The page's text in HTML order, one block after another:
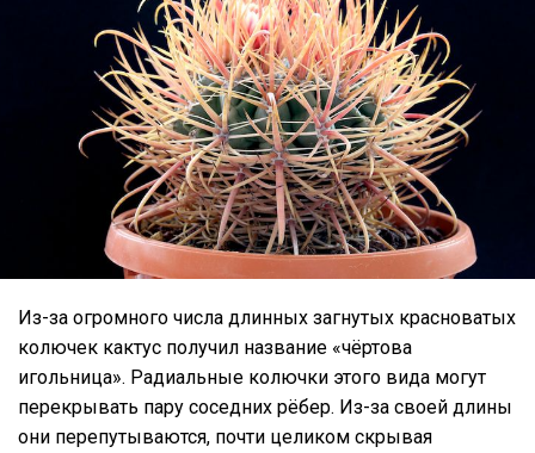
Из-за огромного числа длинных загнутых красноватых
колючек кактус получил название «чёртова
игольница». Радиальные колючки этого вида могут
перекрывать пару соседних рёбер. Из-за своей длины
они перепутываются, почти целиком скрывая